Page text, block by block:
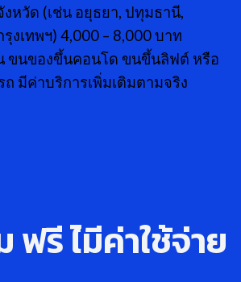
หวัด (เช่น อยุธยา, ปทุมธานี,
งเทพฯ) 4,000 – 8,000 บาท
ขนของขึ้นคอนโด ขนขึ้นลิฟต์ หรือ
มีค่าบริการเพิ่มเติมตามจริง
ฟรี ไ่มีค่าใช้จ่าย